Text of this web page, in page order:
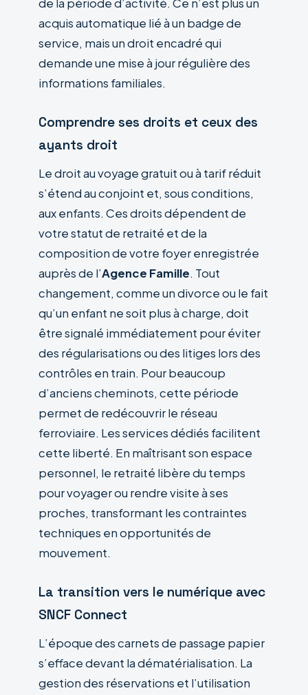
de la période d’activité. Ce n’est plus un
acquis automatique lié à un badge de
service, mais un droit encadré qui
demande une mise à jour régulière des
informations familiales.
Comprendre ses droits et ceux des
ayants droit
Le droit au voyage gratuit ou à tarif réduit
s’étend au conjoint et, sous conditions,
aux enfants. Ces droits dépendent de
votre statut de retraité et de la
composition de votre foyer enregistrée
auprès de l’Agence Famille. Tout
changement, comme un divorce ou le fait
qu’un enfant ne soit plus à charge, doit
être signalé immédiatement pour éviter
des régularisations ou des litiges lors des
contrôles en train. Pour beaucoup
d’anciens cheminots, cette période
permet de redécouvrir le réseau
ferroviaire. Les services dédiés facilitent
cette liberté. En maîtrisant son espace
personnel, le retraité libère du temps
pour voyager ou rendre visite à ses
proches, transformant les contraintes
techniques en opportunités de
mouvement.
La transition vers le numérique avec
SNCF Connect
L’époque des carnets de passage papier
s’efface devant la dématérialisation. La
gestion des réservations et l’utilisation